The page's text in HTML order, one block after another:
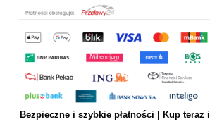
Bezpieczne i szybkie płatności | Kup teraz i